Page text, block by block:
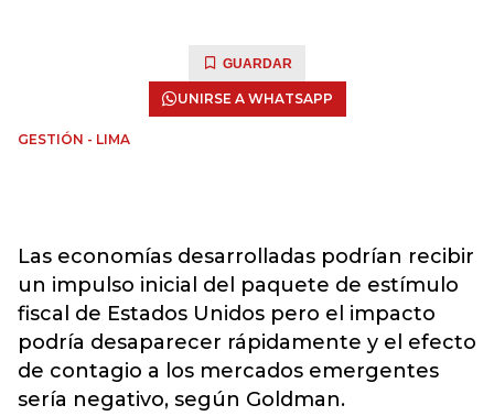
GUARDAR
UNIRSE A WHATSAPP
GESTIÓN - LIMA
Las economías desarrolladas podrían recibir
un impulso inicial del paquete de estímulo
fiscal de Estados Unidos pero el impacto
podría desaparecer rápidamente y el efecto
de contagio a los mercados emergentes
sería negativo, según Goldman.